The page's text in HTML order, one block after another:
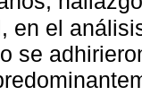
en el
se